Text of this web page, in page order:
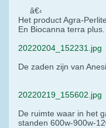
â€‹
Het product Agra-
En Biocanna terra plus.
20220204_152231.jpg
De zaden zijn van
20220219_155602.jpg
De ruimte waar in het
standen 600w-900w-